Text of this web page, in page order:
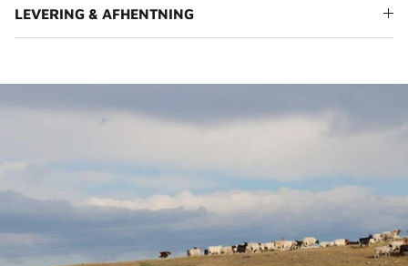
LEVERING & AFHENTNING